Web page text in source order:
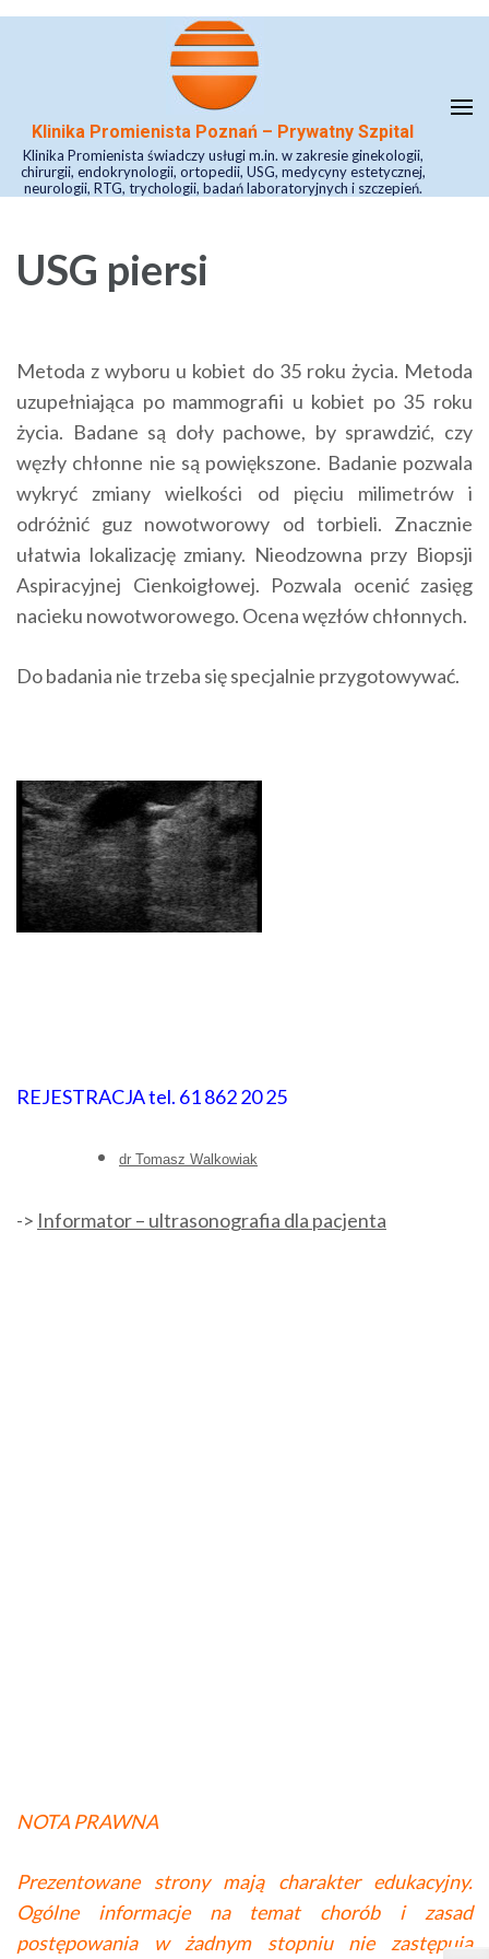
Skip
Enter)Klinika Promienista Poznań – Prywatny Szpital
Klinika Promienista świadczy usługi m.in. w zakresie ginekologii,
chirurgii, endokrynologii, ortopedii, USG, medycyny estetycznej,
neurologii, RTG, trychologii, badań laboratoryjnych i szczepień.
USG piersi
Metoda z wyboru u kobiet do 35 roku życia. Metoda
uzupełniająca po mammografii u kobiet po 35 roku
życia. Badane są doły pachowe, by sprawdzić, czy
węzły chłonne nie są powiększone. Badanie pozwala
wykryć zmiany wielkości od pięciu milimetrów i
odróżnić guz nowotworowy od torbieli. Znacznie
ułatwia lokalizację zmiany. Nieodzowna przy Biopsji
Aspiracyjnej Cienkoigłowej. Pozwala ocenić zasięg
nacieku nowotworowego. Ocena węzłów chłonnych.
Do badania nie trzeba się specjalnie przygotowywać.
REJESTRACJA tel. 61 862 20 25
dr Tomasz Walkowiak
-> Informator – ultrasonografia dla pacjenta
NOTA PRAWNA
Prezentowane strony mają charakter edukacyjny.
Ogólne informacje na temat chorób i zasad
postępowania w żadnym stopniu nie zastępują